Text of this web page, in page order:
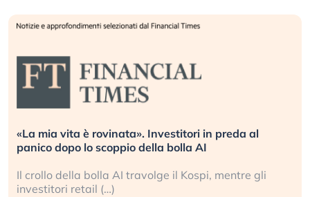
vita è rovinata». Investitori in preda al
lo scoppio della bolla AI
bolla AI travolge il Kospi, mentre gli
retail (…)
Quando
La